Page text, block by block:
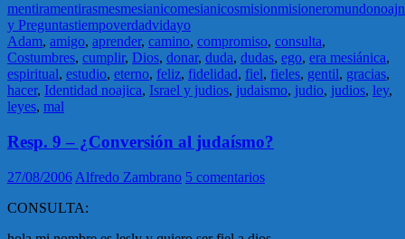
mentiramentirasmesmesianicomesianicosmisionmisioneromundonoaj
y Preguntastiempoverdadvidayo
Adam, amigo, aprender, camino, compromiso, consulta,
Costumbres, cumplir, Dios, donar, duda, dudas, ego, era mesiánica,
espiritual, estudio, eterno, feliz, fidelidad, fiel, fieles, gentil, gracias,
hacer, Identidad noajica, Israel y judios, judaismo, judio, judios, ley,
leyes, mal
Resp. 9 – ¿Conversión al judaí­smo?
27/08/2006 Alfredo Zambrano 5 comentarios
CONSULTA: